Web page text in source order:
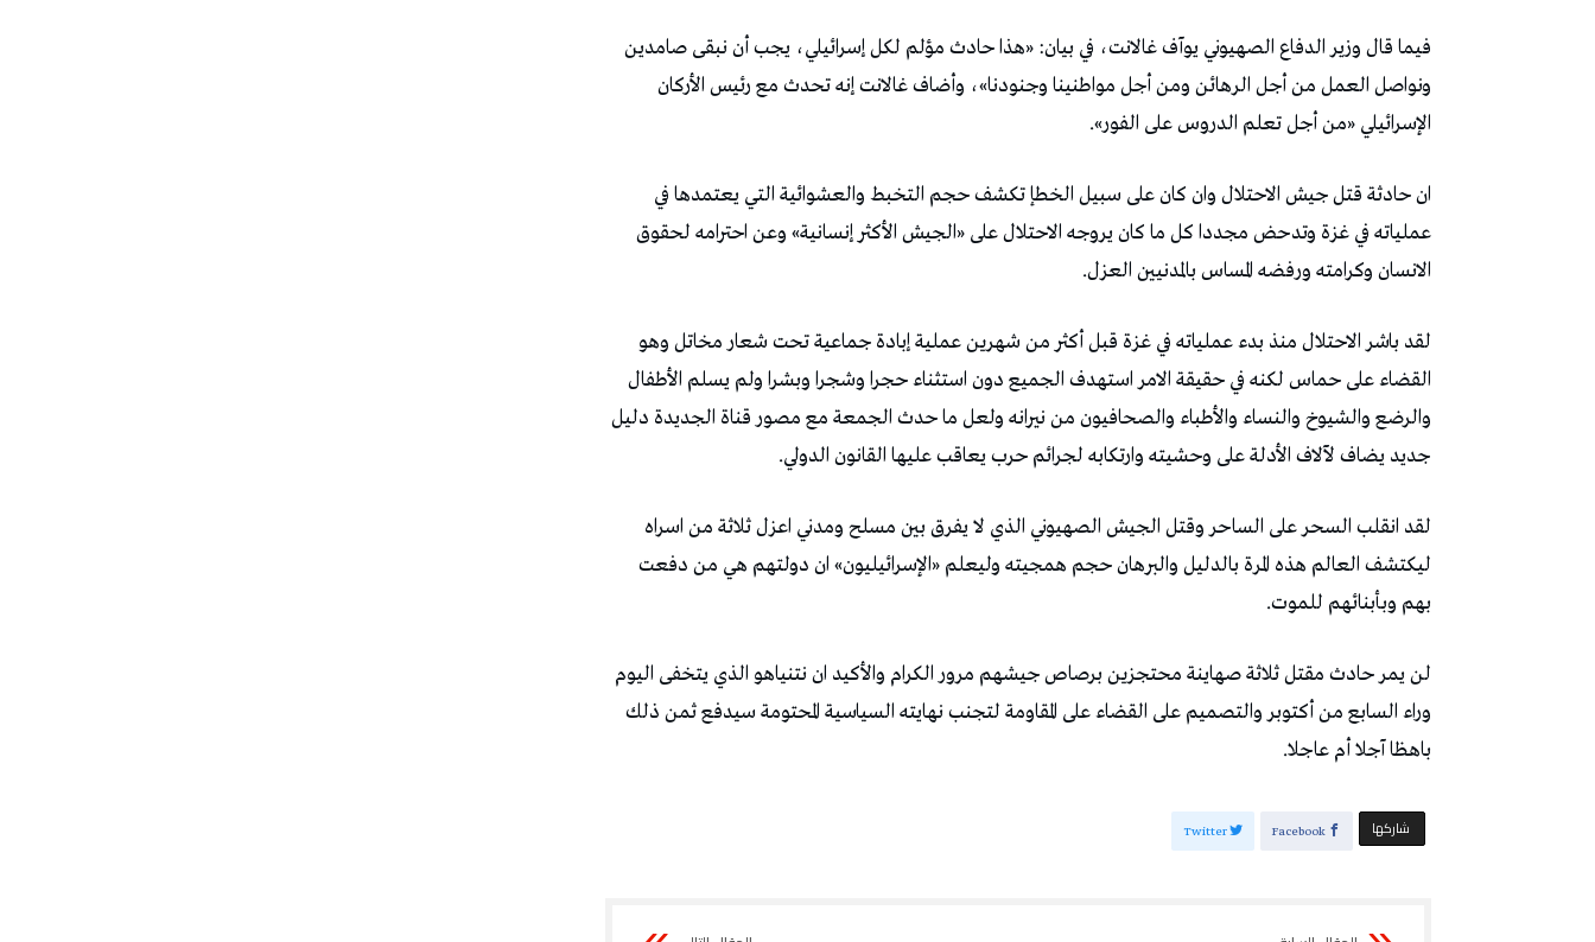
فيما قال وزير الدفاع الصهيوني يوآف غالانت، في بيان: «هذا حادث مؤلم لكل إسرائيلي، يجب أن نبقى صامدين
ونواصل العمل من أجل الرهائن ومن أجل مواطنينا وجنودنا»، وأضاف غالانت إنه تحدث مع رئيس الأركان
الإسرائيلي «من أجل تعلم الدروس على الفور».
ان حادثة قتل جيش الاحتلال وان كان على سبيل الخطإ تكشف حجم التخبط والعشوائية التي يعتمدها في
عملياته في غزة وتدحض مجددا كل ما كان يروجه الاحتلال على «الجيش الأكثر إنسانية» وعن احترامه لحقوق
الانسان وكرامته ورفضه المساس بالمدنيين العزل.
لقد باشر الاحتلال منذ بدء عملياته في غزة قبل أكثر من شهرين عملية إبادة جماعية تحت شعار مخاتل وهو
القضاء على حماس لكنه في حقيقة الامر استهدف الجميع دون استثناء حجرا وشجرا وبشرا ولم يسلم الأطفال
والرضع والشيوخ والنساء والأطباء والصحافيون من نيرانه ولعل ما حدث الجمعة مع مصور قناة الجديدة دليل
جديد يضاف لآلاف الأدلة على وحشيته وارتكابه لجرائم حرب يعاقب عليها القانون الدولي.
لقد انقلب السحر على الساحر وقتل الجيش الصهيوني الذي لا يفرق بين مسلح ومدني اعزل ثلاثة من اسراه
ليكتشف العالم هذه المرة بالدليل والبرهان حجم همجيته وليعلم «الإسرائيليون» ان دولتهم هي من دفعت
بهم وبأبنائهم للموت.
لن يمر حادث مقتل ثلاثة صهاينة محتجزين برصاص جيشهم مرور الكرام والأكيد ان نتنياهو الذي يتخفى اليوم
وراء السابع من أكتوبر والتصميم على القضاء على المقاومة لتجنب نهايته السياسية المحتومة سيدفع ثمن ذلك
باهظا آجلا أم عاجلا.
‫‫ شاركها‬ Facebook
Twitter